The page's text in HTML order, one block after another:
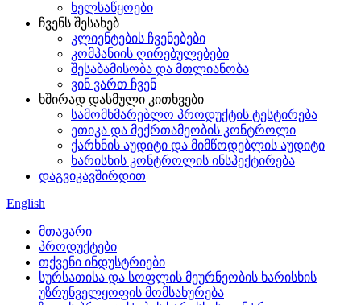
ხელსაწყოები
ჩვენს შესახებ
კლიენტების ჩვენებები
კომპანიის ღირებულებები
შესაბამისობა და მთლიანობა
ვინ ვართ ჩვენ
ხშირად დასმული კითხვები
სამომხმარებლო პროდუქტის ტესტირება
ეთიკა და მექრთამეობის კონტროლი
ქარხნის აუდიტი და მიმწოდებლის აუდიტი
ხარისხის კონტროლის ინსპექტირება
დაგვიკავშირდით
English
მთავარი
პროდუქტები
თქვენი ინდუსტრიები
სურსათისა და სოფლის მეურნეობის ხარისხის
უზრუნველყოფის მომსახურება